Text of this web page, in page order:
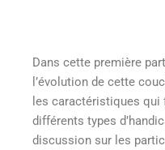
Dans cette première
l’évolution de cette
les caractéristiques
différents types
discussion sur les